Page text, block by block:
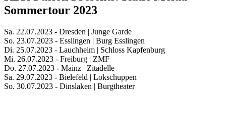
Sommertour 2023
Sa. 22.07.2023 - Dresden | Junge Garde
So. 23.07.2023 - Esslingen | Burg Esslingen
Di. 25.07.2023 - Lauchheim | Schloss Kapfenburg
Mi. 26.07.2023 - Freiburg | ZMF
Do. 27.07.2023 - Mainz | Zitadelle
Sa. 29.07.2023 - Bielefeld | Lokschuppen
So. 30.07.2023 - Dinslaken | Burgtheater